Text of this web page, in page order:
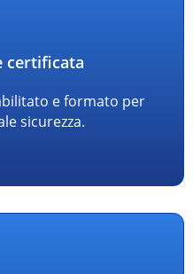
certificata
e formato per
sicurezza.